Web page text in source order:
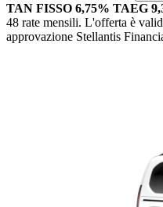
TAN FISSO 6,75% TAEG
48 rate mensili. L'offerta è
approvazione Stellantis